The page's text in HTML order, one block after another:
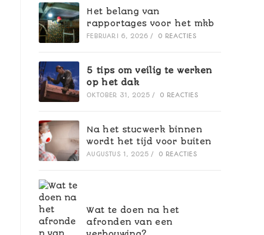
Het belang van
rapportages voor het mkb
FEBRUARI 6, 2026 / 0 REACTIES
5 tips om veilig te werken
op het dak
OKTOBER 31, 2025 / 0 REACTIES
Na het stucwerk binnen
wordt het tijd voor buiten
AUGUSTUS 1, 2025 / 0 REACTIES
Wat te doen na het
afronden van een